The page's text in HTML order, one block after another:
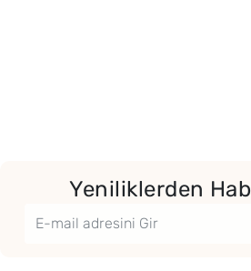
Yeniliklerden